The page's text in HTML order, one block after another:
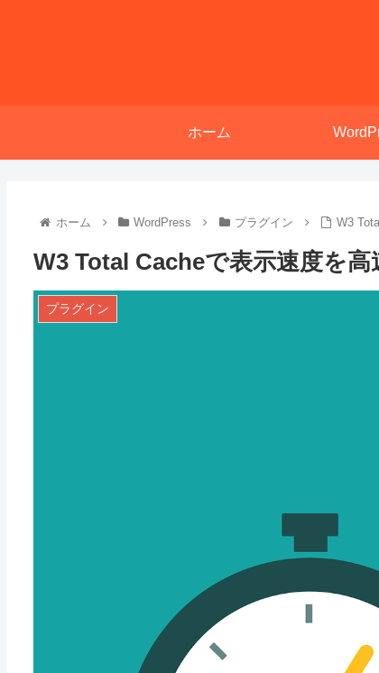
ホーム
ホーム WordPress プラグイン W3
W3 Total Cacheで表示速度を高
プラグイン